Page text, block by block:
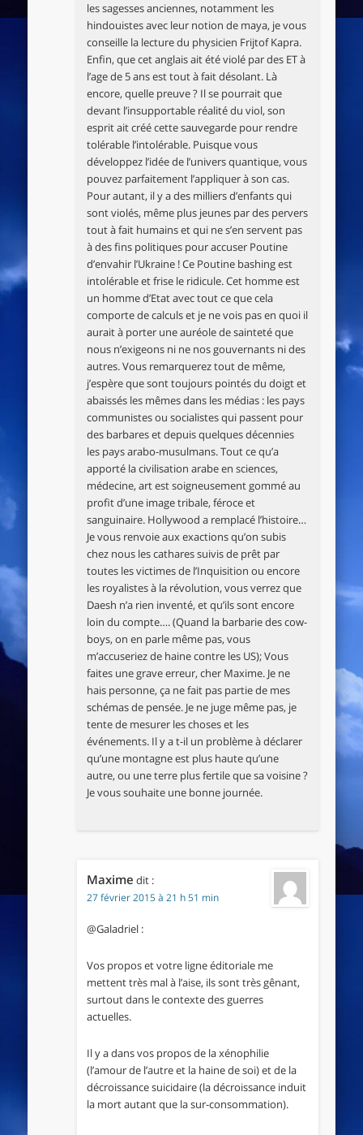
les sagesses anciennes, notamment les
hindouistes avec leur notion de maya, je vous
conseille la lecture du physicien Frijtof Kapra.
Enfin, que cet anglais ait été violé par des ET à
l’age de 5 ans est tout à fait désolant. Là
encore, quelle preuve ? Il se pourrait que
devant l’insupportable réalité du viol, son
esprit ait créé cette sauvegarde pour rendre
tolérable l’intolérable. Puisque vous
développez l’idée de l’univers quantique, vous
pouvez parfaitement l’appliquer à son cas.
Pour autant, il y a des milliers d’enfants qui
sont violés, même plus jeunes par des pervers
tout à fait humains et qui ne s’en servent pas
à des fins politiques pour accuser Poutine
d’envahir l’Ukraine ! Ce Poutine bashing est
intolérable et frise le ridicule. Cet homme est
un homme d’Etat avec tout ce que cela
comporte de calculs et je ne vois pas en quoi il
aurait à porter une auréole de sainteté que
nous n’exigeons ni ne nos gouvernants ni des
autres. Vous remarquerez tout de même,
j’espère que sont toujours pointés du doigt et
abaissés les mêmes dans les médias : les pays
communistes ou socialistes qui passent pour
des barbares et depuis quelques décennies
les pays arabo-musulmans. Tout ce qu’a
apporté la civilisation arabe en sciences,
médecine, art est soigneusement gommé au
profit d’une image tribale, féroce et
sanguinaire. Hollywood a remplacé l’histoire…
Je vous renvoie aux exactions qu’on subis
chez nous les cathares suivis de prêt par
toutes les victimes de l’Inquisition ou encore
les royalistes à la révolution, vous verrez que
Daesh n’a rien inventé, et qu’ils sont encore
loin du compte…. (Quand la barbarie des cow-
boys, on en parle même pas, vous
m’accuseriez de haine contre les US); Vous
faites une grave erreur, cher Maxime. Je ne
hais personne, ça ne fait pas partie de mes
schémas de pensée. Je ne juge même pas, je
tente de mesurer les choses et les
événements. Il y a t-il un problème à déclarer
qu’une montagne est plus haute qu’une
autre, ou une terre plus fertile que sa voisine ?
Je vous souhaite une bonne journée.
Maxime dit :
27 février 2015 à 21 h 51 min
@Galadriel :
Vos propos et votre ligne éditoriale me
mettent très mal à l’aise, ils sont très gênant,
surtout dans le contexte des guerres
actuelles.
Il y a dans vos propos de la xénophilie
(l’amour de l’autre et la haine de soi) et de la
décroissance suicidaire (la décroissance induit
la mort autant que la sur-consommation).